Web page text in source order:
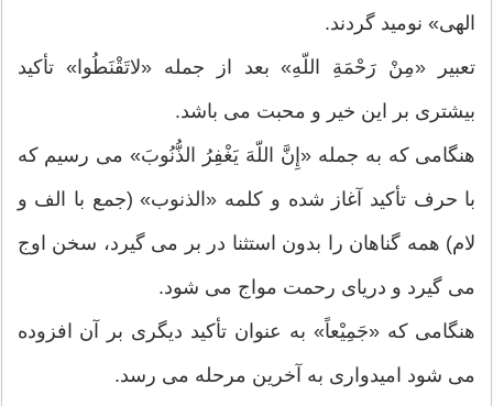
الهى» نومید گردند.
تعبیر «مِنْ رَحْمَةِ اللّهِ» بعد از جمله «لاتَقْنَطُوا» تأکید
بیشترى بر این خیر و محبت مى باشد.
هنگامى که به جمله «إِنَّ اللّهَ یَغْفِرُ الذُّنُوبَ» مى رسیم که
با حرف تأکید آغاز شده و کلمه «الذنوب» (جمع با الف و
لام) همه گناهان را بدون استثنا در بر مى گیرد، سخن اوج
مى گیرد و دریاى رحمت مواج مى شود.
هنگامى که «جَمِیْعاً» به عنوان تأکید دیگرى بر آن افزوده
مى شود امیدوارى به آخرین مرحله مى رسد.